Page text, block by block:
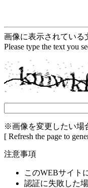
画像に表示されている
Please type the text you
※画像を変更したい場
[ Refresh the page to
注意事項
このWEBサイト
認証に失敗した